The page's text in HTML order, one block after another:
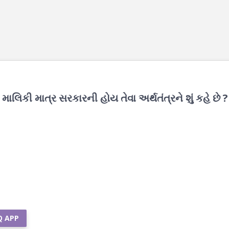
માત્ર સરકારની હોય તેવા અર્થતંત્રને શું કહે છે ?
APP